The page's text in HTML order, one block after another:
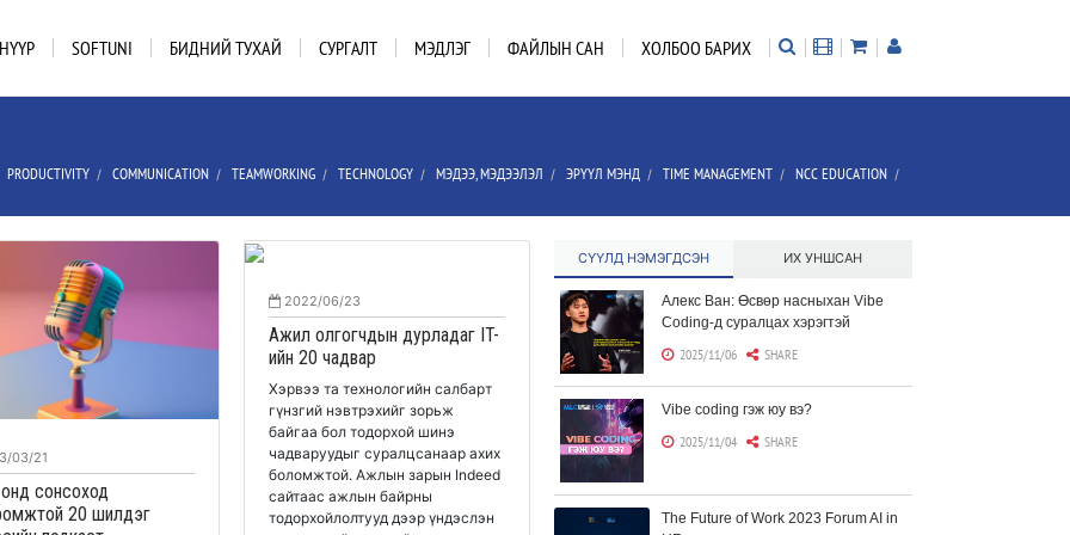
НҮҮР SOFTUNI БИДНИЙ ТУХАЙ СУРГАЛТ МЭДЛЭГ ФАЙЛЫН САН ХОЛБОО БАРИХ
PRODUCTIVITY / COMMUNICATION / TEAMWORKING / TECHNOLOGY / МЭДЭЭ, МЭДЭЭЛЭЛ / ЭРҮҮЛ МЭНД / TIME MANAGEMENT / NCC EDUCATION /
03/21
сонсоход
20 шилдэг
2022/06/23
Ажил олгогчдын дурладаг IT-
ийн 20 чадвар
Хэрвээ та технологийн салбарт
гүнзгий нэвтрэхийг зорьж
байгаа бол тодорхой шинэ
чадваруудыг суралцсанаар ахих
боломжтой. Ажлын зарын Indeed
сайтаас ажлын байрны
тодорхойлолтууд дээр үндэслэн
СҮҮЛД НЭМЭГДСЭН ИХ УНШСАН
Алекс Ван: Өсвөр насныхан Vibe
Coding-д суралцах хэрэгтэй
2025/11/06 SHARE
Vibe coding гэж юу вэ?
2025/11/04 SHARE
The Future of Work 2023 Forum AI in